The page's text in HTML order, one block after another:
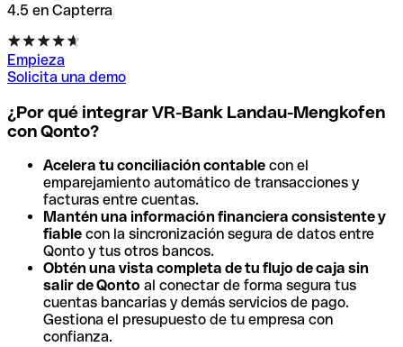
4.5 en Capterra
Empieza
Solicita una demo
¿Por qué integrar VR-Bank Landau-Mengkofen
con Qonto?
Acelera tu conciliación contable con el
emparejamiento automático de transacciones y
facturas entre cuentas.
Mantén una información financiera consistente y
fiable con la sincronización segura de datos entre
Qonto y tus otros bancos.
Obtén una vista completa de tu flujo de caja sin
salir de Qonto al conectar de forma segura tus
cuentas bancarias y demás servicios de pago.
Gestiona el presupuesto de tu empresa con
confianza.